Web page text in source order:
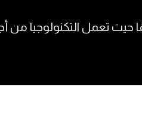
حيث تعمل التكنولوجيا من